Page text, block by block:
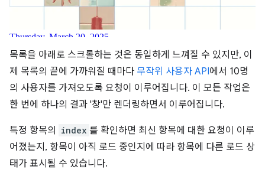
목록을 아래로 스크롤하는 것은 동일하게 느껴질 수 있지만, 이
제 목록의 끝에 가까워질 때마다 무작위 사용자 API에서 10명
의 사용자를 가져오도록 요청이 이루어집니다. 이 모든 작업은
한 번에 하나의 결과 '창'만 렌더링하면서 이루어집니다.
특정 항목의 index 를 확인하면 최신 항목에 대한 요청이 이루
어졌는지, 항목이 아직 로드 중인지에 따라 항목에 다른 로드 상
태가 표시될 수 있습니다.